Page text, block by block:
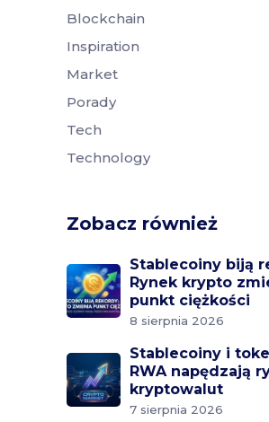
Blockchain
Inspiration
Market
Porady
Tech
Technology
Zobacz również
Stablecoiny biją
Rynek krypto
punkt ciężkości
8 sierpnia 2026
Stablecoiny i
RWA napędzają
kryptowalut
7 sierpnia 2026